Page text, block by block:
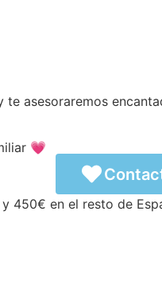
asesoraremos
💗
450€ en el resto de